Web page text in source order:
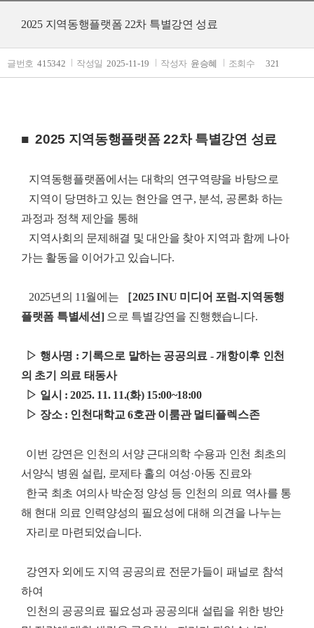
2025 지역동행플랫폼 22차 특별강연 성료
글번호 415342 작성일 2025-11-19 작성자 윤승혜 조회수 321
■ 2025 지역동행플랫폼 22차 특별강연 성료
지역동행플랫폼에서는 대학의 연구역량을 바탕으로
지역이 당면하고 있는 현안을 연구, 분석, 공론화 하는
과정과 정책 제안을 통해
지역사회의 문제해결 및 대안을 찾아 지역과 함께 나아
가는 활동을 이어가고 있습니다.
2025년의 11월에는
［2025 INU 미디어 포럼-지역동행
플랫폼 특별세션]으로 특별강연을 진행했습니다.
▷ 행사명 : 기록으로 말하는 공공의료 - 개항이후 인천
의 초기 의료 태동사
▷ 일시 : 2025. 11. 11.(화) 15:00~18:00
▷ 장소 : 인천대학교 6호관 이룸관 멀티플렉스존
이번 강연은 인천의 서양 근대의학 수용과 인천 최초의
서양식 병원 설립, 로제타 홀의 여성·아동 진료와
한국 최초 여의사 박순정 양성 등 인천의 의료 역사를 통
해 현대 의료 인력양성의 필요성에 대해 의견을 나누는
자리로 마련되었습니다.
강연자 외에도 지역 공공의료 전문가들이 패널로 참석
하여
인천의 공공의료 필요성과 공공의대 설립을 위한 방안